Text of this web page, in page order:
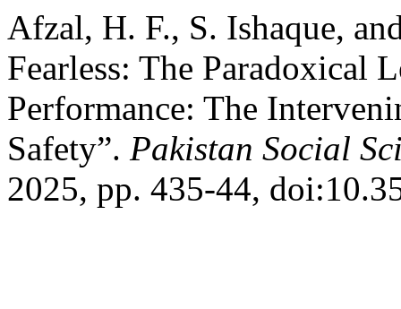
Afzal, H. F., S. Ishaque,
Fearless: The Paradoxical
Performance: The
Safety”. Pakistan Social
2025, pp. 435-44,